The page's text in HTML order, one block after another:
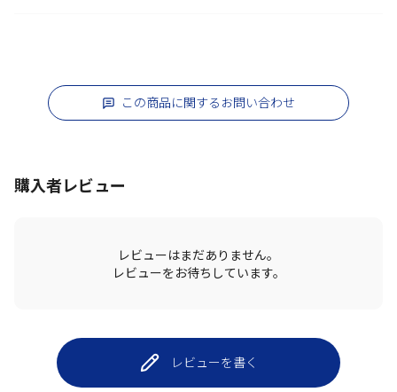
この商品に関するお問い合わせ
購入者レビュー
レビューはまだありません。
レビューをお待ちしています。
レビューを書く